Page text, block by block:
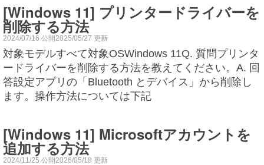
[Windows 11] プリンタードライバーを
削除する方法
2024/07/16 公開2025/05/27 更新
対象モデルすべて対象OSWindows 11Q. 質問プリンタ
ードライバーを削除する方法を教えてください。A. 回
答設定アプリの「Bluetooth とデバイス」から削除し
ます。操作方法については下記
[Windows 11] Microsoftアカウントを
追加する方法
2024/11/25 公開2026/05/18 更新